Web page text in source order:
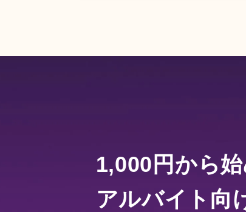
1,000円から始
アルバイト向